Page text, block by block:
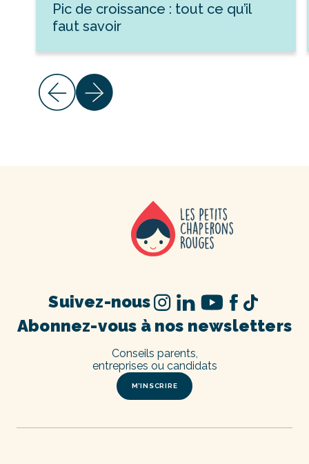
Pic de croissance : tout ce qu’il
faut savoir
Abonnez-vous à nos newsletters
M’INSCRIRE
Conseils parents,
entreprises ou candidats
Suivez-nous